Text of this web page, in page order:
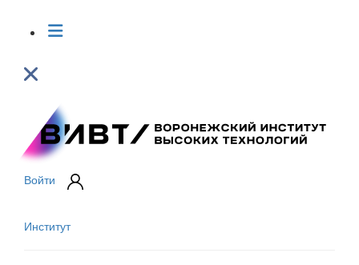
Войти
Институт